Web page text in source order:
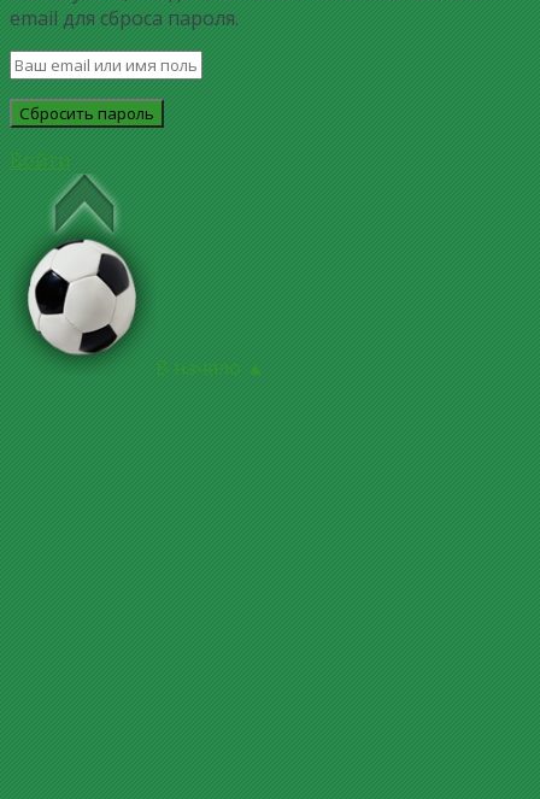
email для сброса пароля.
Войти
В начало ▲